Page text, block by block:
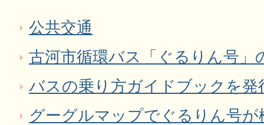
公共交通
古河市循環バス「ぐるりん号」
バスの乗り方ガイドブックを発
グーグルマップでぐるりん号